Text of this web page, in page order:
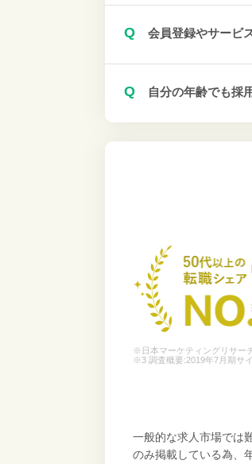
Q 会員登録やサービ
Q 自分の年齢でも採
※日本マーケティングリサー
※3 調査概要:2019年7月期サ
一般的な求人市場では
のみ掲載している為、